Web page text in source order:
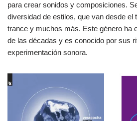
para crear sonidos y composiciones.
diversidad de estilos, que van desde el
trance y muchos más. Este género ha
de las décadas y es conocido por sus
experimentación sonora.